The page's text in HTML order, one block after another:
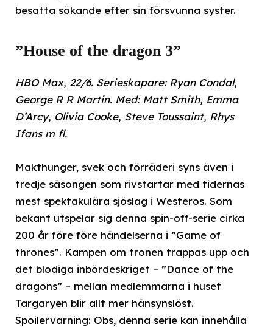
besatta sökande efter sin försvunna syster.
”House of the dragon 3”
HBO Max, 22/6. Serieskapare: Ryan Condal,
George R R Martin. Med: Matt Smith, Emma
D’Arcy, Olivia Cooke, Steve Toussaint, Rhys
Ifans m fl.
Makthunger, svek och förräderi syns även i
tredje säsongen som rivstartar med tidernas
mest spektakulära sjöslag i Westeros. Som
bekant utspelar sig denna spin-off-serie cirka
200 år före före händelserna i ”Game of
thrones”. Kampen om tronen trappas upp och
det blodiga inbördeskriget – ”Dance of the
dragons” – mellan medlemmarna i huset
Targaryen blir allt mer hänsynslöst.
Spoilervarning: Obs, denna serie kan innehålla